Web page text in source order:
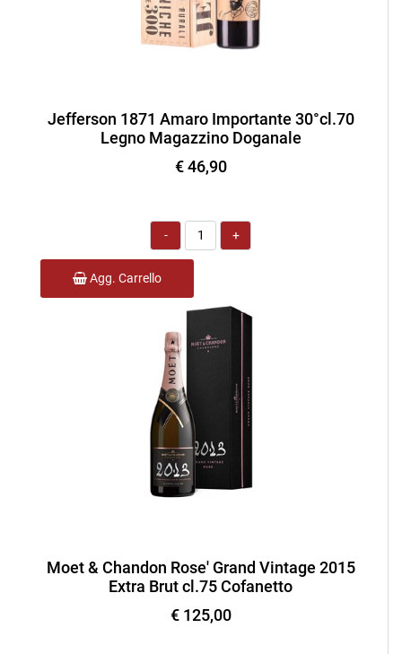
Jefferson 1871 Amaro Importante 30°cl.70
Legno Magazzino Doganale
€ 46,90
Quantità
Agg. Carrello
Moet & Chandon Rose' Grand Vintage 2015
Extra Brut cl.75 Cofanetto
€ 125,00